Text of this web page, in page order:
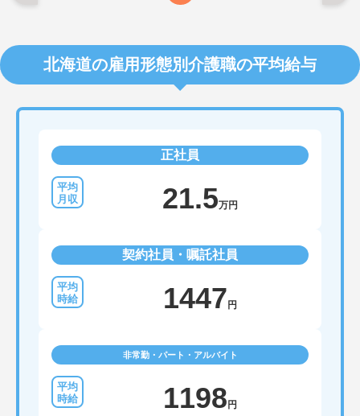
北海道の雇用形態別介護職の平均給与
正社員
21.5万円
契約社員・嘱託社員
1447 円
非常勤・パート・アルバイト
1198 円